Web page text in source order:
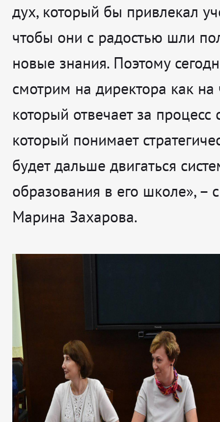
дух, который бы привлекал
чтобы они с радостью шли
новые знания. Поэтому
смотрим на директора как на
который отвечает за процесс
который понимает
будет дальше двигаться
образования в его школе», –
Марина Захарова.